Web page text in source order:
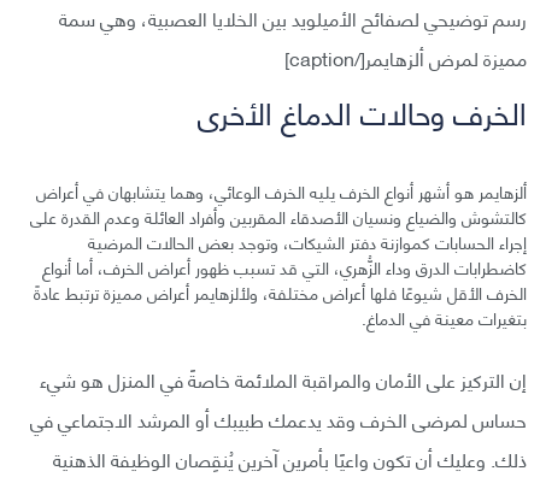
رسم توضيحي لصفائح الأميلويد بين الخلايا العصبية، وهي سمة
مميزة لمرض ألزهايمر[/caption]
الخرف وحالات الدماغ الأخرى
ألزهايمر هو أشهر أنواع الخرف يليه الخرف الوعائي، وهما يتشابهان في أعراض
كالتشوش والضياع ونسيان الأصدقاء المقربين وأفراد العائلة وعدم القدرة على
إجراء الحسابات كموازنة دفتر الشيكات، وتوجد بعض الحالات المرضية
كاضطرابات الدرق وداء الزُّهري، التي قد تسبب ظهور أعراض الخرف، أما أنواع
الخرف الأقل شيوعًا فلها أعراض مختلفة، ولألزهايمر أعراض مميزة ترتبط عادةً
بتغيرات معينة في الدماغ.
إن التركيز على الأمان والمراقبة الملائمة خاصةً في المنزل هو شيء
حساس لمرضى الخرف وقد يدعمك طبيبك أو المرشد الاجتماعي في
ذلك. وعليك أن تكون واعيًا بأمرين آخرين يُنقِصان الوظيفة الذهنية